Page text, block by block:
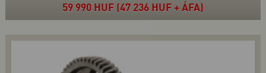
59 990 HUF (47 236 HUF + ÁFA)